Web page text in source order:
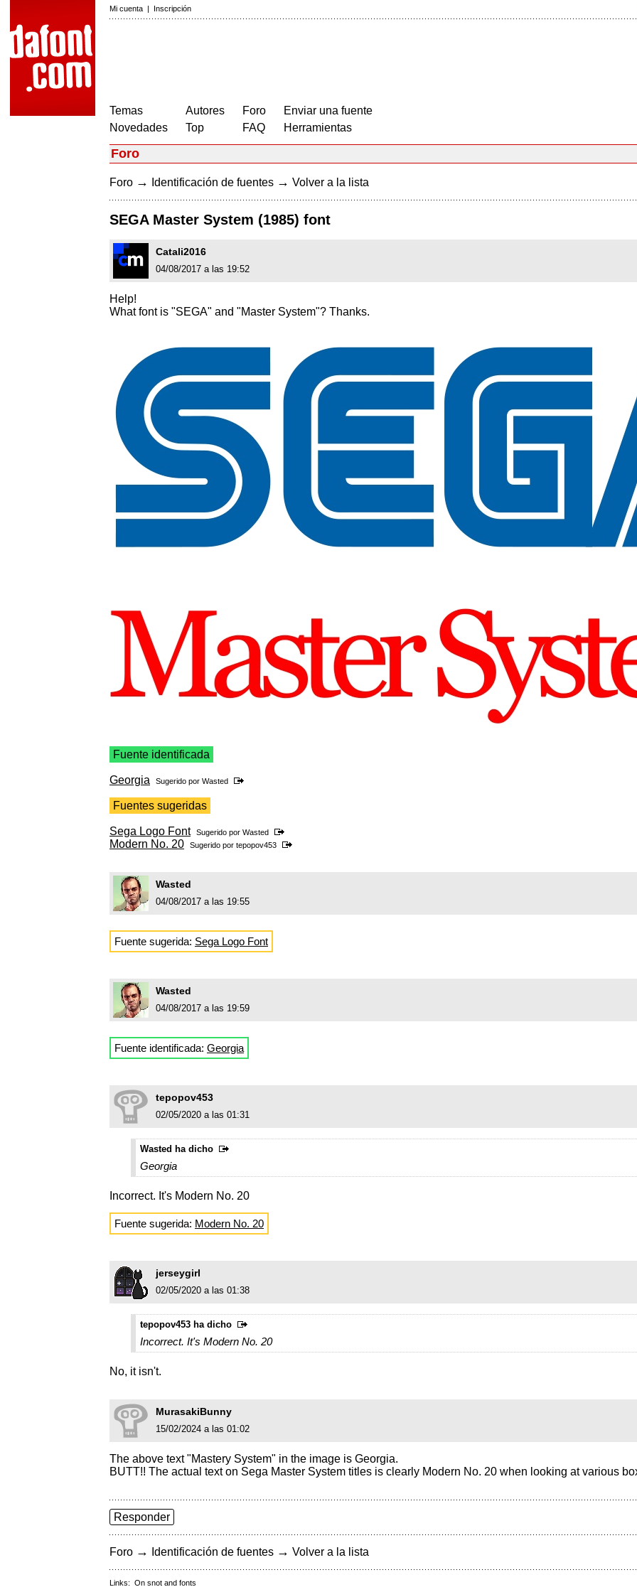
Mi cuenta | Inscripción
Temas
Novedades
Autores
Top
Foro
FAQ
Enviar una fuente
Herramientas
Foro
Foro → Identificación de fuentes → Volver a la lista
SEGA Master System (1985) font
Catali2016
04/08/2017 a las 19:52
Help!
What font is "SEGA" and "Master System"? Thanks.
Fuente identificada
Georgia Sugerido por Wasted
Fuentes sugeridas
Sega Logo Font Sugerido por Wasted
Modern No. 20 Sugerido por tepopov453
Wasted
04/08/2017 a las 19:55
Fuente sugerida: Sega Logo Font
Wasted
04/08/2017 a las 19:59
Fuente identificada: Georgia
tepopov453
02/05/2020 a las 01:31
Wasted ha dicho
Georgia
Incorrect. It's Modern No. 20
Fuente sugerida: Modern No. 20
jerseygirl
02/05/2020 a las 01:38
tepopov453 ha dicho
Incorrect. It's Modern No. 20
No, it isn't.
MurasakiBunny
15/02/2024 a las 01:02
The above text "Mastery System" in the image is Georgia.
BUTT!! The actual text on Sega Master System titles is clearly Modern No. 20 when looking at various
Responder
Foro → Identificación de fuentes → Volver a la lista
Links: On snot and fonts